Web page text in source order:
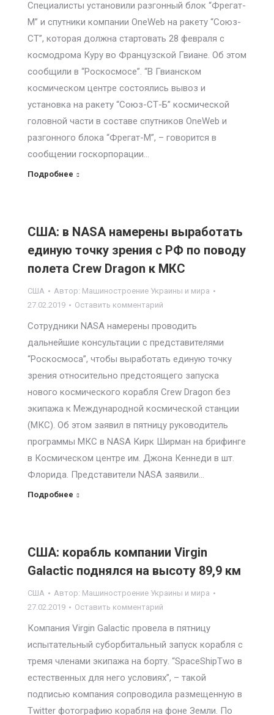
Специалисты установили разгонный блок “Фрегат-
М” и спутники компании OneWeb на ракету “Союз-
СТ”, которая должна стартовать 28 февраля с
космодрома Куру во Французской Гвиане. Об этом
сообщили в “Роскосмосе”. “В Гвианском
космическом центре состоялись вывоз и
установка на ракету “Союз-СТ-Б” космической
головной части в составе спутников OneWeb и
разгонного блока “Фрегат-М”, – говорится в
сообщении госкорпорации…
Подробнее
США: в NASA намерены выработать
единую точку зрения с РФ по поводу
полета Crew Dragon к МКС
США Автор: Машиностроение Украины и мира
27.02.2019
Оставить комментарий
Сотрудники NASA намерены проводить
дальнейшие консультации с представителями
“Роскосмоса”, чтобы выработать единую точку
зрения относительно предстоящего запуска
нового космического корабля Crew Dragon без
экипажа к Международной космической станции
(МКС). Об этом заявил в пятницу руководитель
программы МКС в NASA Кирк Ширман на брифинге
в Космическом центре им. Джона Кеннеди в шт.
Флорида. Представители NASA заявили…
Подробнее
США: корабль компании Virgin
Galactic поднялся на высоту 89,9 км
США Автор: Машиностроение Украины и мира
27.02.2019
Оставить комментарий
Компания Virgin Galactic провела в пятницу
испытательный суборбитальный запуск корабля с
тремя членами экипажа на борту. “SpaceShipTwo в
естественных для него условиях”, – такой
подписью компания сопроводила размещенную в
Twitter фотографию корабля на фоне Земли. По